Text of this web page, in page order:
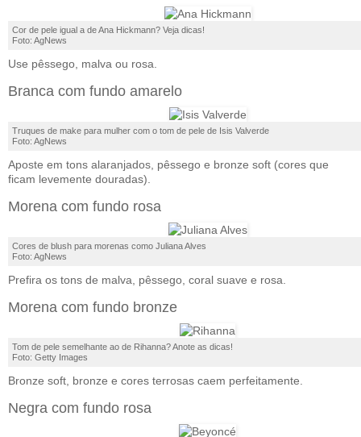
Cor de pele igual a de Ana Hickmann? Veja dicas!
Foto: AgNews
Use pêssego, malva ou rosa.
Branca com fundo amarelo
Truques de make para mulher com o tom de pele de Isis Valverde
Foto: AgNews
Aposte em tons alaranjados, pêssego e bronze soft (cores que
ficam levemente douradas).
Morena com fundo rosa
Cores de blush para morenas como Juliana Alves
Foto: AgNews
Prefira os tons de malva, pêssego, coral suave e rosa.
Morena com fundo bronze
Tom de pele semelhante ao de Rihanna? Anote as dicas!
Foto: Getty Images
Bronze soft, bronze e cores terrosas caem perfeitamente.
Negra com fundo rosa